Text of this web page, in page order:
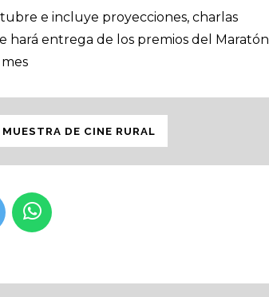
e incluye proyecciones, charlas
hará entrega de los premios del Maratón
MUESTRA DE CINE RURAL